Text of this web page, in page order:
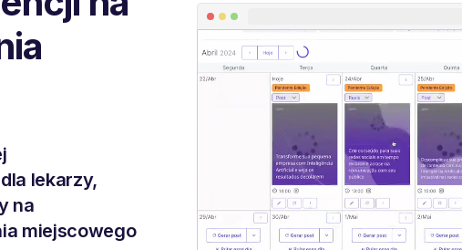
lekarzy,
na
miejscowego